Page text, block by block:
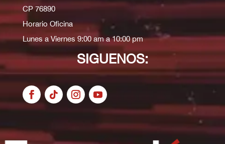
CP 76890
Horario Oficina
Lunes a Viernes 9:00 am a 10:00 pm
SIGUENOS: